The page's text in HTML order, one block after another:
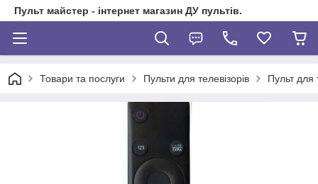
Пульт майстер - інтернет магазин ДУ пультів.
Товари та послуги Пульти для телевізорів Пульт для